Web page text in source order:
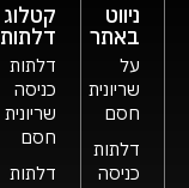
ניווט
באתר
על
שריונית
חסם
דלתות
כניסה
קטלוג
דלתות
דלתות
כניסה
שריונית
חסם
דלתות